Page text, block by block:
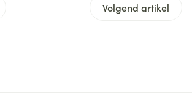
Volgend artikel